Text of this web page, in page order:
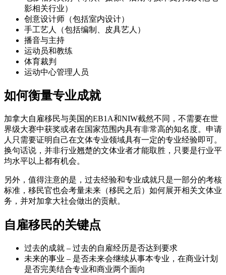
影相关行业）
创意设计师（包括室内设计）
手工艺人（包括编制、皮具艺人）
播音与主持
运动员和教练
体育裁判
运动中心管理人员
如何衡量专业成就
加拿大自雇移民与美国的EB1A和NIW截然不同，不需要在世
界级大赛中获奖或者在国家范围内具有非常高的知名度。申请
人只需要证明自己在文体专业领域具有一定的专业经验即可。
换句话说，并非行业翘楚的文体业者才能取胜，只要是行业平
均水平以上都有机会。
另外，值得注意的是，过去经验和专业成就只是一部分的考核
标准，移民官也会考量未来（移民之后）如何展开相关文体业
务，并对加拿大社会做出的贡献。
自雇移民的关键点
过去的成就 – 过去的自雇经历是否达到要求
未来的事业 – 是否未来会继续从事本专业，在商业计划
是否完美结合专业和商业两个面向